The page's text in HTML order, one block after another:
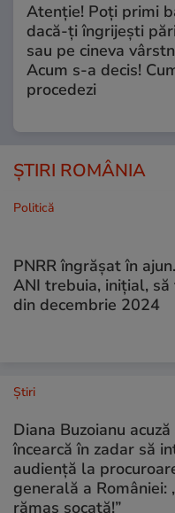
Atenție! Poți primi
dacă-ți îngrijești
sau pe cineva
Acum s-a decis!
procedezi
ȘTIRI ROMÂNIA
Politică
PNRR îngrășat în
ANI trebuia, inițial, să
din decembrie 2024
Ştiri
Diana Buzoianu acuză
încearcă în zadar să
audiență la
generală a României:
rămas șocată!”